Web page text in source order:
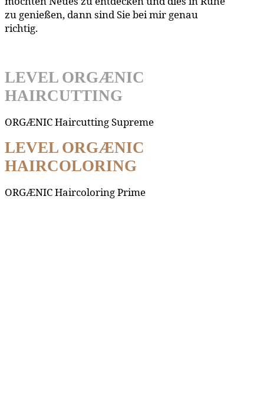
zu genießen, dann sind Sie bei mir genau
richtig.
LEVEL ORGÆNIC
HAIRCUTTING
ORGÆNIC Haircutting Supreme
LEVEL ORGÆNIC
HAIRCOLORING
ORGÆNIC Haircoloring Prime